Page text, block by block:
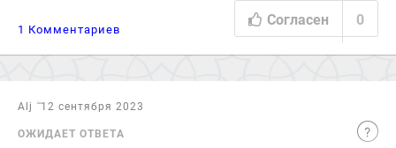
1 Комментариев
Согласен 0
Alj ۖ 12 сентября 2023
ОЖИДАЕТ ОТВЕТА